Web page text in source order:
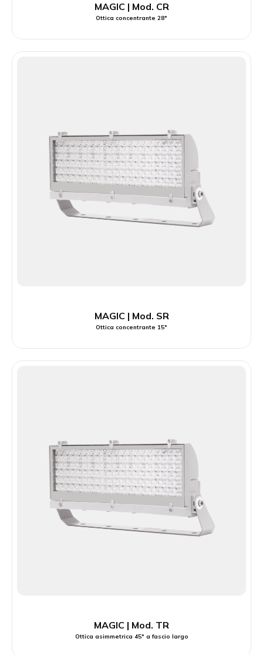
MAGIC | Mod. CR
Ottica concentrante 28°
MAGIC | Mod. SR
Ottica concentrante 15°
MAGIC | Mod. TR
Ottica asimmetrica 45° a fascio largo